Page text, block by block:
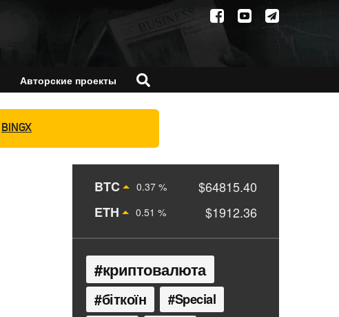
Авторские проекты
BINGX
BTC 0.37 %
$64815.40
ETH
0.51 % $1912.36
криптовалюта
біткоїн Special